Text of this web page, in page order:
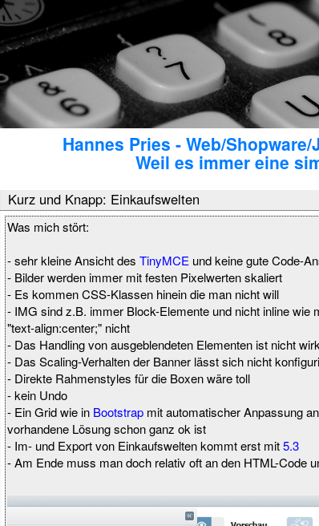
Hannes Pries - Web/
Weil es immer eine
Kurz und Knapp: Einkaufswelten
Was mich stört:
- sehr kleine Ansicht des TinyMCE und keine gute Code-
- Bilder werden immer mit festen Pixelwerten skaliert
- Es kommen CSS-Klassen hinein die man nicht will
- IMG sind z.B. immer Block-Elemente und nicht inline wie
"text-align:center;" nicht
- Das Handling von ausgeblendeten Elementen ist nicht
- Das Scaling-Verhalten der Banner lässt sich nicht
- Direkte Rahmenstyles für die Boxen wäre toll
- kein Undo
- Ein Grid wie in Bootstrap mit automatischer Anpassung
vorhandene Lösung schon ganz ok ist
- Im- und Export von Einkaufswelten kommt erst mit5.3
- Am Ende muss man doch relativ oft an den HTML-Code